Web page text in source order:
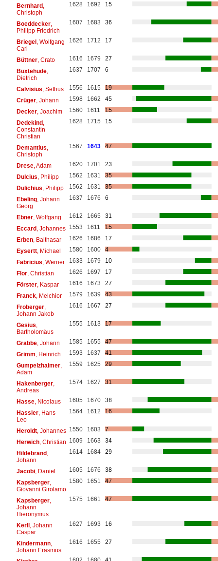
Bernhard,
Christoph
1628 1692 15
Boeddecker,
Philipp Friedrich
1607 1683 36
Briegel, Wolfgang
Carl
1626 1712 17
Büttner, Crato 1616 1679
27
Buxtehude,
Dietrich
1637 1707 6
Calvisius , Sethus 1556 1615
19
Crüger, Johann 1598 1662
45
Decker, Joachim 1560 1611
15
Dedekind,
Constantin
Christian
1628 1715 15
Demantius
Christoph
1567 1643 47
Drese, Adam 1620 1701
23
Dulcius , Philipp 1562 1631
35
Dulichius , Philipp 1562 1631
35
Ebeling, Johann
Georg
1637 1676 6
Ebner, Wolfgang 1612 1665
31
Eccard, Johannes 1553 1611
15
Erben, Balthasar 1626 1686
17
Eysertt, Michael 1580 1600
4
Fabricius , Werner 1633 1679
10
Flor, Christian 1626 1697
17
Förster, Kaspar 1616 1673
27
Franck, Melchior 1579 1639
43
Froberger,
Johann Jakob
1616 1667 27
Gesius
Bartholomäus
1555 1613 17
Grabbe, Johann 1585 1655
47
Grimm , Heinrich 1593 1637
41
Gumpelzhaimer,
Adam
1559 1625 29
Hakenberger,
Andreas
1574 1627 31
Hasse, Nicolaus 1605 1670
38
Hassler, Hans
Leo
1564 1612 16
Heroldt, Johannes 1550 1603
7
Herwich, Christian 1609 1663
34
Hildebrand,
Johann
1614 1684 29
Jacobi, Daniel 1605 1676
38
Kapsberger,
Giovanni Girolamo
1580 1651 47
Kapsberger,
Johann
Hieronymus
1575 1661 47
Kerll, Johann
Caspar
1627 1693 16
Kindermann,
Johann Erasmus
1616 1655 27